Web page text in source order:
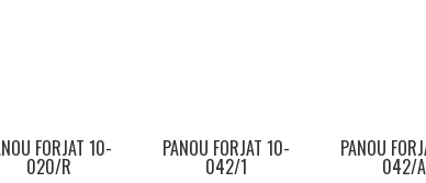
FORJAT 10-
020/R
PANOU FORJAT 10-
042/1
PANOU
042/A